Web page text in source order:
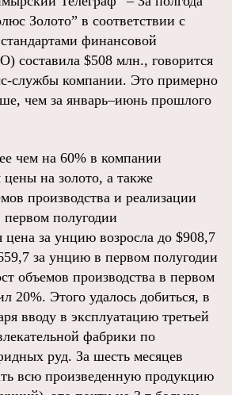
Золото” в соответствии с
финансовой
составила $508 млн., говорится
службы компании. Это примерно
чем за январь–июнь прошлого
чем на 60% в компании
на золото, а также
производства и реализации
полугодии
цена за унцию возросла до $908,7
за унцию в первом полугодии
объемов производства в первом
20%. Этого удалось добиться, в
вводу в эксплуатацию третьей
фабрики по
руд. За шесть месяцев
всю произведенную продукцию